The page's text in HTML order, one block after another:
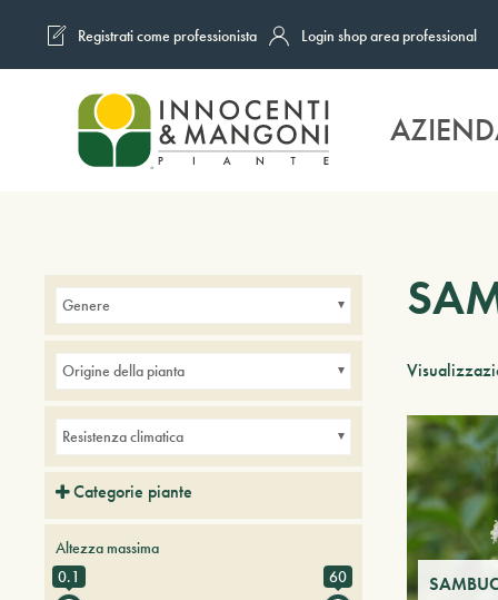
Skip to main content
Registrati come professionista Login shop area professional
Genere
Origine della pianta
Resistenza climatica
Categorie piante
Alberi e arbusti a foglia caduca
Altezza massima
0.1
60